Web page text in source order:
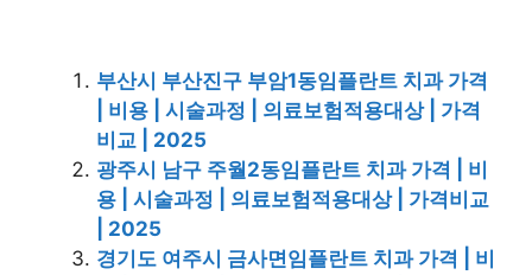
부산시 부산진구 부암1동임플란트 치과 가격
| 비용 | 시술과정 | 의료보험적용대상 | 가격
비교 | 2025
광주시 남구 주월2동임플란트 치과 가격 | 비
용 | 시술과정 | 의료보험적용대상 | 가격비교
| 2025
경기도 여주시 금사면임플란트 치과 가격 | 비